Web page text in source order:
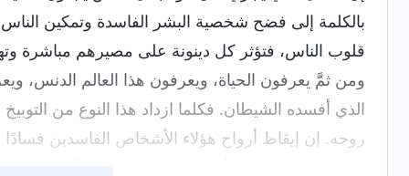
بالكلمة إلى فضح شخصية البشر الفاسدة وتمكين
قلوب الناس، فتؤثر كل دينونة على مصيرهم مباشرة
ومن ثمَّ يعرفون الحياة، ويعرفون هذا العالم الدنس،
الذي أفسده الشيطان. فكلما ازداد هذا النوع من
روحه. إن إيقاظ أرواح هؤلاء الأشخاص الفاسدين